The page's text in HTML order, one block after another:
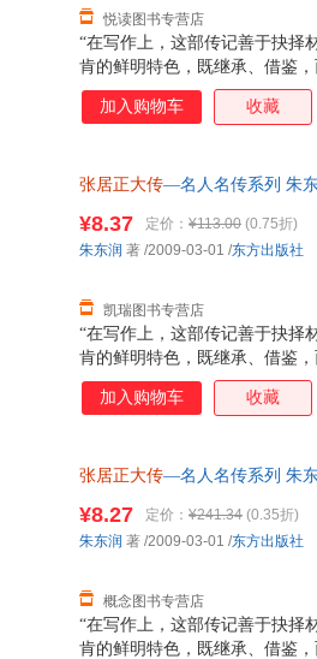
“在写作上，这部传记善于抉择
肯的鲜明特色，既继承、借鉴
艺术手法，开创了我国传记文
捷《毕生心血半世耕耘——记
棘的工作’，其开创之功不可没
东润先生是著名的古典文学研
传》是他传记文学的代表性作
悦读图书专营店
加入购物车 收藏
张居正大传—名人名传系列 朱
“在写作上，这部传记善于抉择
肯的鲜明特色，既继承、借鉴
艺术手法，开创了我国传记文
捷《毕生心血半世耕耘——记
棘的工作’，其开创之功不可没
东润先生是著名的古典文学研
传》是他传记文学的代表性作
¥8.37 定价： ¥113.00 (0.75折)
凯瑞图书专营店
朱东润 著 /2009-03-01 /东方出版社
加入购物车 收藏
张居正大传—名人名传系列 朱东
“在写作上，这部传记善于抉择
肯的鲜明特色，既继承、借鉴
¥8.27 定价： ¥241.34 (0.35折)
概念图书专营店
朱东润 著 /2009-03-01 /东方出版社